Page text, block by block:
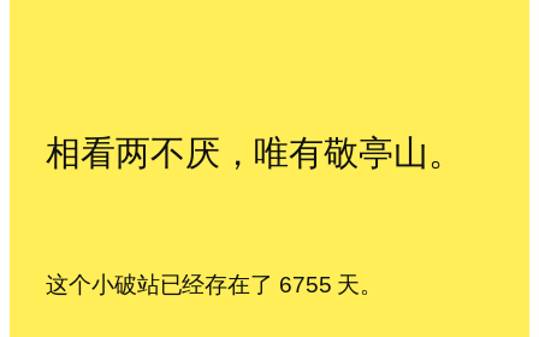
相看两不厌，唯有敬亭山。
这个小破站已经存在了 6755 天。